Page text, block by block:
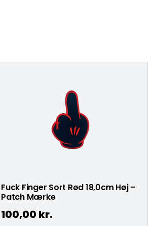
Fuck Finger Sort Rød 18,0cm Høj –
Patch Mærke
100,00 kr.